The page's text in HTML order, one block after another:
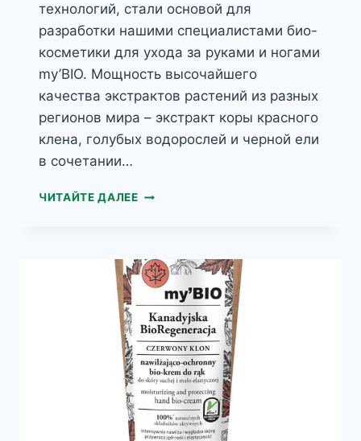
технологий, стали основой для
разработки нашими специалистами био-
косметики для ухода за руками и ногами
my’BIO. Мощность высочайшего
качества экстрактов растений из разных
регионов мира – экстракт коры красного
клена, голубых водорослей и черной ели
в сочетании…
ЧИТАЙТЕ ДАЛЕЕMY’BIO
РУК
,
ФИНСКИЕ
ГОЛУБЫЕ
ВОДОРОСЛИ